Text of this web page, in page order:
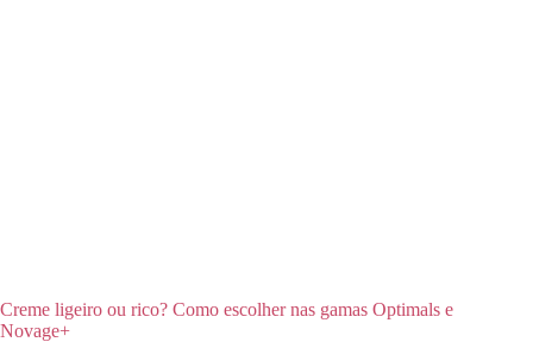
Creme ligeiro ou rico? Como escolher nas gamas Optimals e
Novage+